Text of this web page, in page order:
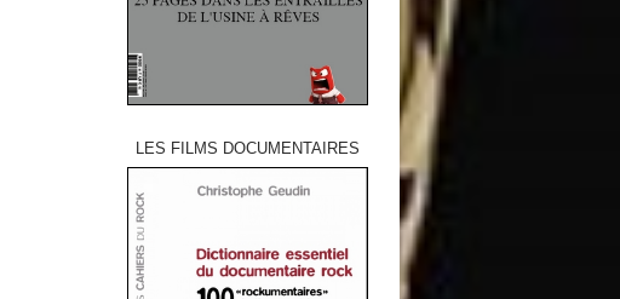
LES FILMS DOCUMENTAIRES